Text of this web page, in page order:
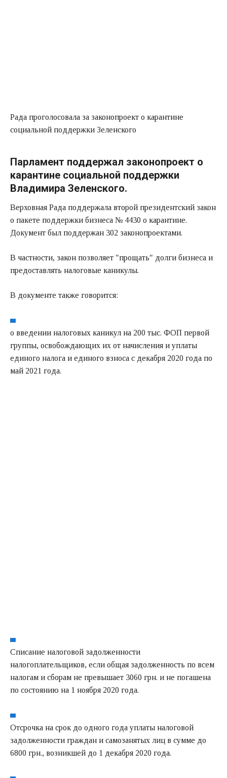
Рада проголосовала за законопроект о карантине
социальной поддержки Зеленского
Парламент поддержал законопроект о
карантине социальной поддержки
Владимира Зеленского.
Верховная Рада поддержала второй президентский закон
о пакете поддержки бизнеса № 4430 о карантине.
Документ был поддержан 302 законопроектами.
В частности, закон позволяет "прощать" долги бизнеса и
предоставлять налоговые каникулы.
В документе также говорится:
о введении налоговых каникул на 200 тыс. ФОП первой
группы, освобождающих их от начисления и уплаты
единого налога и единого взноса с декабря 2020 года по
май 2021 года.
Списание налоговой задолженности
налогоплательщиков, если общая задолженность по всем
налогам и сборам не превышает 3060 грн. и не погашена
по состоянию на 1 ноября 2020 года.
Отсрочка на срок до одного года уплаты налоговой
задолженности граждан и самозанятых лиц в сумме до
6800 грн., возникшей до 1 декабря 2020 года.